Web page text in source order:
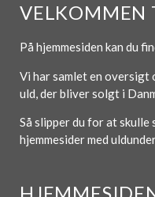
VELKOMMEN
På hjemmesiden kan du
Vi har samlet en
uld, der bliver solgt i
Så slipper du for at skulle
hjemmesider med